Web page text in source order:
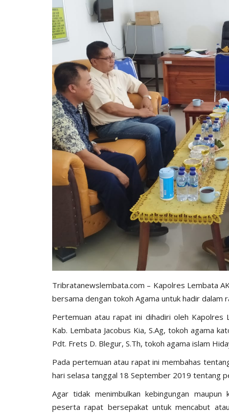
Tribratanewslembata.com – Kapolres Lembata
bersama dengan tokoh Agama untuk hadir dalam
Pertemuan atau rapat ini dihadiri oleh Kapolres
Kab. Lembata Jacobus Kia, S.Ag, tokoh agama
Pdt. Frets D. Blegur, S.Th, tokoh agama islam
Pada pertemuan atau rapat ini membahas
hari selasa tanggal 18 September 2019 tentang
Agar tidak menimbulkan kebingungan maupun
peserta rapat bersepakat untuk mencabut